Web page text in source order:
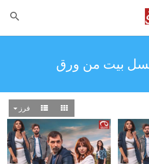
بيت من ورق
فرز